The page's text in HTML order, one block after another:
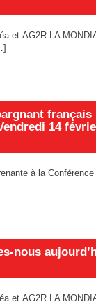
et AG2R LA
14
à la
nous
et AG2R LA